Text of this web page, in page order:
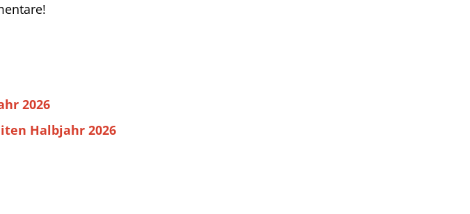
2026
Halbjahr 2026